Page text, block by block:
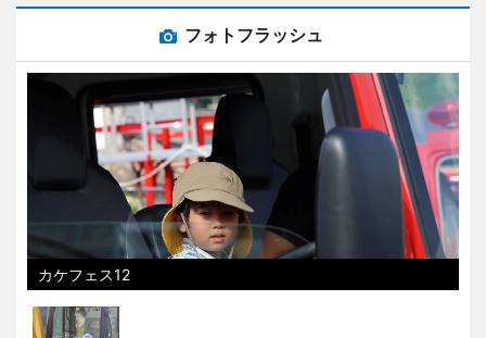
フォトフラッシュ
カケフェス12